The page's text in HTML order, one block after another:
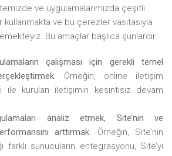
ve uygulamalarımızda çeşitli
ve bu çerezler vasıtasıyla
Bu amaçlar başlıca şunlardır:
çalışması için gerekli temel
Örneğin, online iletişim
ile kurulan iletişimin kesintisiz devam
analiz etmek, Site’nin ve
arttırmak. Örneğin, Site’nin
farklı sunucuların entegrasyonu, Site’yi